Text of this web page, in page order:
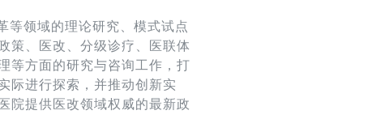
等领域的理论研究、模式试点
策、医改、分级诊疗、医联体
等方面的研究与咨询工作，打
际进行探索，并推动创新实
院提供医改领域权威的最新政